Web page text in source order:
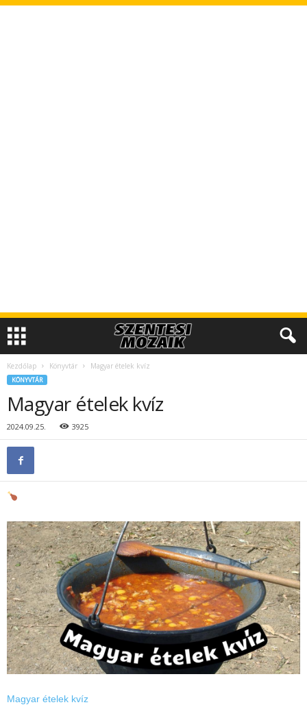
Kezdőlap Könyvtár Magyar ételek kvíz
KÖNYVTÁR
Magyar ételek kvíz
2024.09.25. 3925
Magyar ételek kvíz